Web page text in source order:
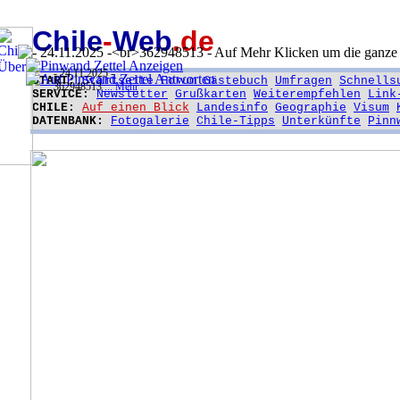
Chile-Web.de
START:Startseite Forum Gästebuch Umfragen
SERVICE:Newsletter Grußkarten Weiterempfehlen
CHILE: Auf einen Blick Landesinfo Geographie Visum
DATENBANK: Fotogalerie Chile-Tipps Unterkünfte
- 24.11.2025 -
362948513... Mehr